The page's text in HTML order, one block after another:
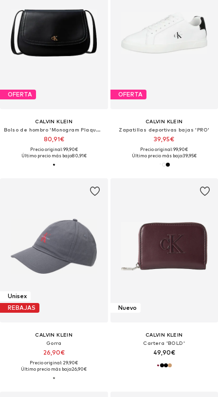
OFERTA
CALVIN KLEIN
Bolso de hombro 'Monogram Plaque Flap Camera'
80,91€
Precio original: 99,90€
Último precio más bajo:80,91€
OFERTA
CALVIN KLEIN
Zapatillas deportivas bajas 'PRO'
39,95€
Precio original: 99,90€
Último precio más bajo:39,95€
Unisex
REBAJAS
CALVIN KLEIN
Gorra
26,90€
Precio original: 29,90€
Último precio más bajo:26,90€
Nuevo
CALVIN KLEIN
Cartera 'BOLD'
49,90€